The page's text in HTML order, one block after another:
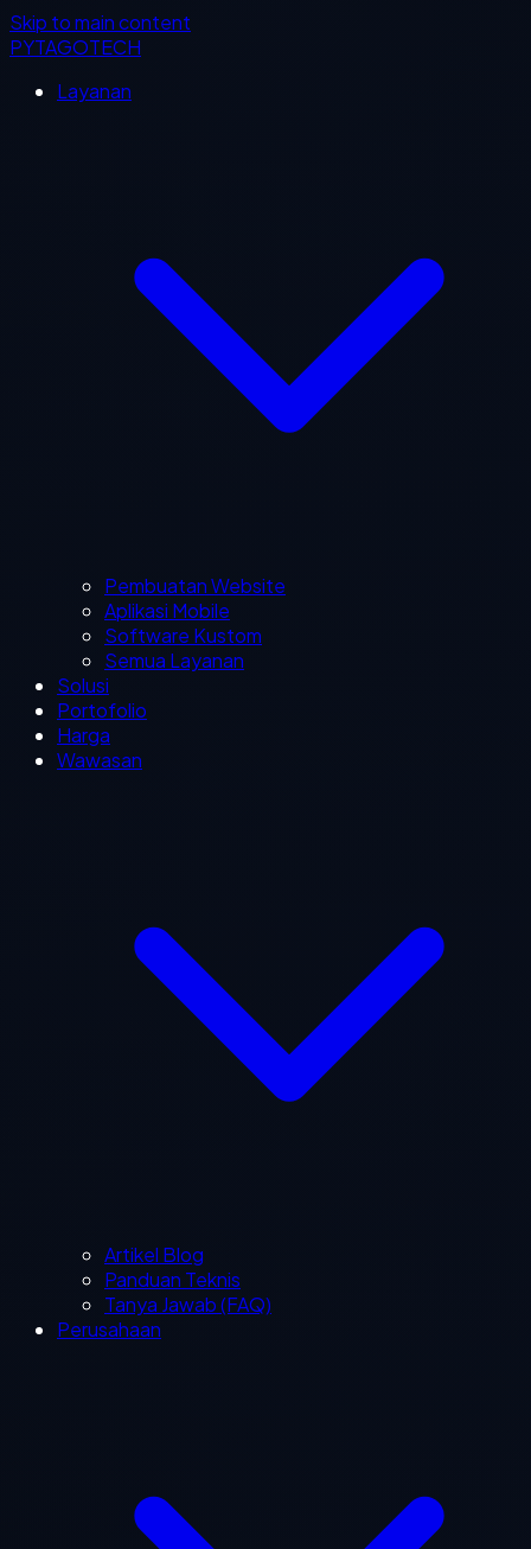
Skip to main content
PYTAGOTECH
Layanan
Pembuatan Website
Aplikasi Mobile
Software Kustom
Semua Layanan
Solusi
Portofolio
Harga
Wawasan
Artikel Blog
Panduan Teknis
Tanya Jawab (FAQ)
Perusahaan